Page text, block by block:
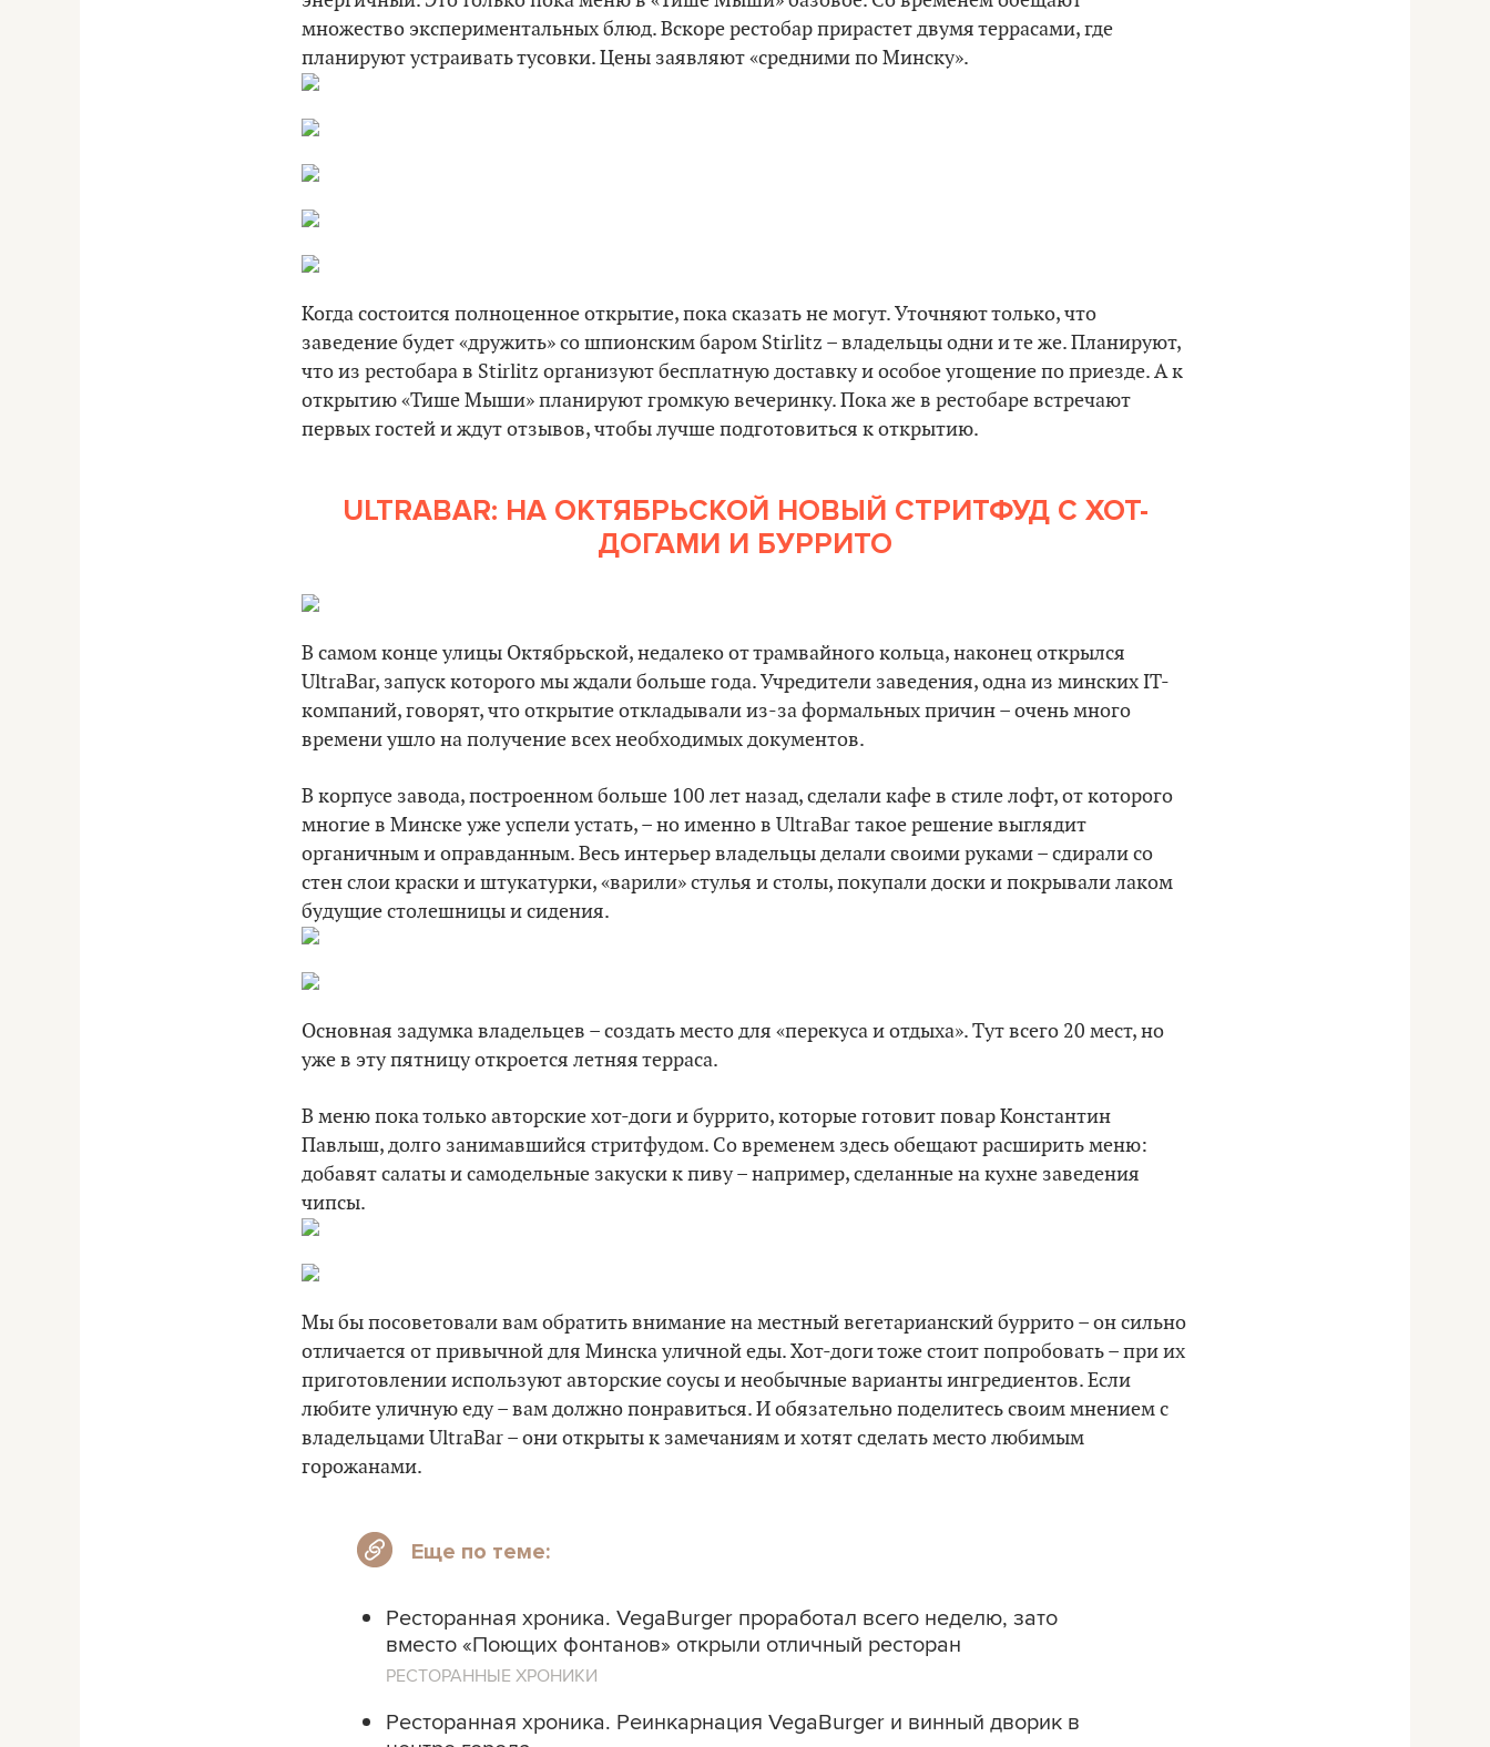
множество экспериментальных блюд. Вскоре рестобар прирастет двумя террасами, где
планируют устраивать тусовки. Цены заявляют «средними по Минску».
Когда состоится полноценное открытие, пока сказать не могут. Уточняют только, что
заведение будет «дружить» со шпионским баром Stirlitz – владельцы одни и те же. Планируют,
что из рестобара в Stirlitz организуют бесплатную доставку и особое угощение по приезде. А к
открытию «Тише Мыши» планируют громкую вечеринку. Пока же в рестобаре встречают
первых гостей и ждут отзывов, чтобы лучше подготовиться к открытию.
ULTRABAR: НА ОКТЯБРЬСКОЙ НОВЫЙ СТРИТФУД С ХОТ-
ДОГАМИ И БУРРИТО
В самом конце улицы Октябрьской, недалеко от трамвайного кольца, наконец открылся
UltraBar, запуск которого мы ждали больше года. Учредители заведения, одна из минских IT-
компаний, говорят, что открытие откладывали из-за формальных причин – очень много
времени ушло на получение всех необходимых документов.
В корпусе завода, построенном больше 100 лет назад, сделали кафе в стиле лофт, от которого
многие в Минске уже успели устать, – но именно в UltraBar такое решение выглядит
органичным и оправданным. Весь интерьер владельцы делали своими руками – сдирали со
стен слои краски и штукатурки, «варили» стулья и столы, покупали доски и покрывали лаком
будущие столешницы и сидения.
Основная задумка владельцев – создать место для «перекуса и отдыха». Тут всего 20 мест, но
уже в эту пятницу откроется летняя терраса.
В меню пока только авторские хот-доги и буррито, которые готовит повар Константин
Павлыш, долго занимавшийся стритфудом. Со временем здесь обещают расширить меню:
добавят салаты и самодельные закуски к пиву – например, сделанные на кухне заведения
чипсы.
Мы бы посоветовали вам обратить внимание на местный вегетарианский буррито – он сильно
отличается от привычной для Минска уличной еды. Хот-доги тоже стоит попробовать – при их
приготовлении используют авторские соусы и необычные варианты ингредиентов. Если
любите уличную еду – вам должно понравиться. И обязательно поделитесь своим мнением с
владельцами UltraBar – они открыты к замечаниям и хотят сделать место любимым
горожанами.
Еще по теме:
Ресторанная хроника. VegaBurger проработал всего неделю, зато
вместо «Поющих фонтанов» открыли отличный ресторан
РЕСТОРАННЫЕ ХРОНИКИ
Ресторанная хроника. Реинкарнация VegaBurger и винный дворик в